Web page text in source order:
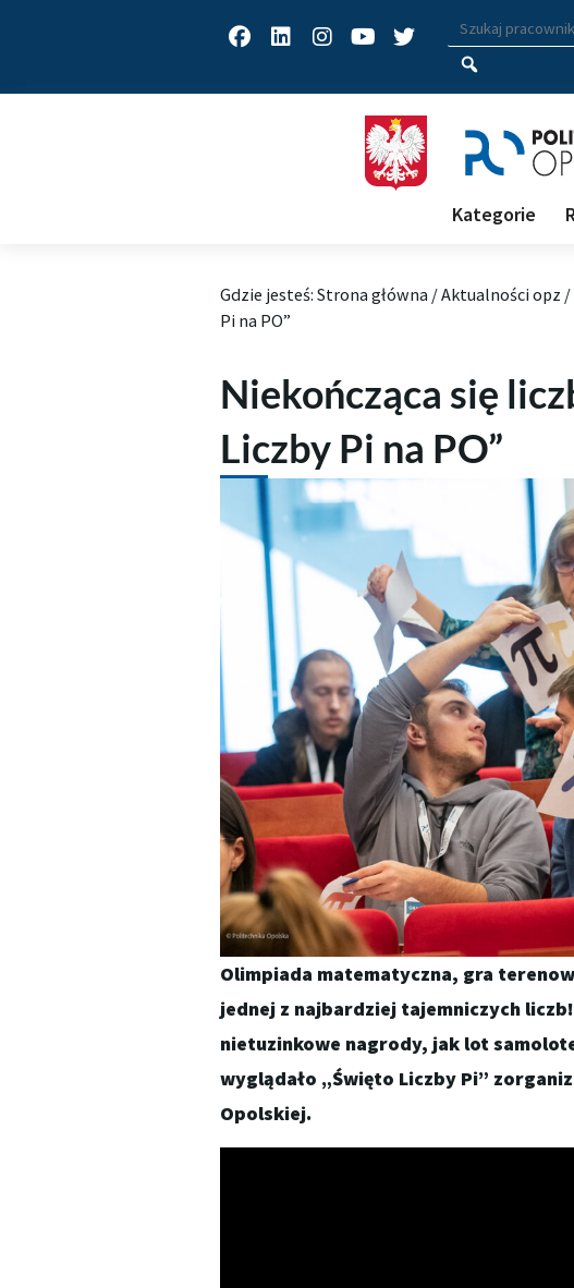
Facebook
LinkedinInstagram
YoutubeTwitterWpisz
Kategorie
Gdzie jesteś: Strona główna /Aktualności opz /
Pi na PO”
Niekończąca się
Liczby Pi na PO”
Olimpiada matematyczna, gra
jednej z najbardziej tajemniczych
nietuzinkowe nagrody, jak lot
wyglądało „Święto Liczby Pi”
Opolskiej.